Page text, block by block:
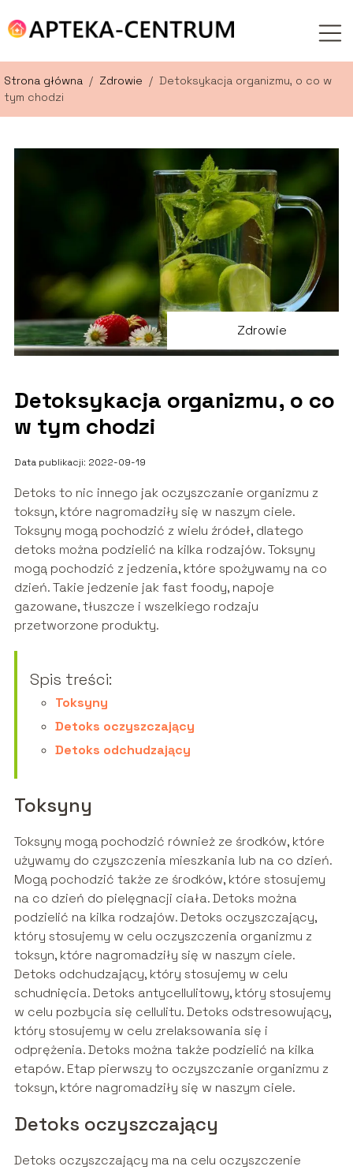
Strona główna / Zdrowie / Detoksykacja organizmu, o co w
tym chodzi
Zdrowie
Detoksykacja organizmu, o co
w tym chodzi
Data publikacji: 2022-09-19
Detoks to nic innego jak oczyszczanie organizmu z
toksyn, które nagromadziły się w naszym ciele.
Toksyny mogą pochodzić z wielu źródeł, dlatego
detoks można podzielić na kilka rodzajów. Toksyny
mogą pochodzić z jedzenia, które spożywamy na co
dzień. Takie jedzenie jak fast foody, napoje
gazowane, tłuszcze i wszelkiego rodzaju
przetworzone produkty.
Spis treści:
Toksyny
Detoks oczyszczający
Detoks odchudzający
Toksyny
Toksyny mogą pochodzić również ze środków, które
używamy do czyszczenia mieszkania lub na co dzień.
Mogą pochodzić także ze środków, które stosujemy
na co dzień do pielęgnacji ciała. Detoks można
podzielić na kilka rodzajów. Detoks oczyszczający,
który stosujemy w celu oczyszczenia organizmu z
toksyn, które nagromadziły się w naszym ciele.
Detoks odchudzający, który stosujemy w celu
schudnięcia. Detoks antycellulitowy, który stosujemy
w celu pozbycia się cellulitu. Detoks odstresowujący,
który stosujemy w celu zrelaksowania się i
odprężenia. Detoks można także podzielić na kilka
etapów. Etap pierwszy to oczyszczanie organizmu z
toksyn, które nagromadziły się w naszym ciele.
Detoks oczyszczający
Detoks oczyszczający ma na celu oczyszczenie